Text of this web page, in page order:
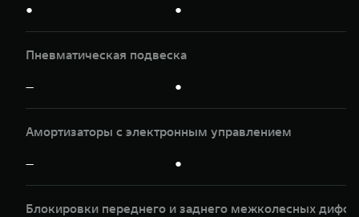
WEY 80
Масштаб возможностей
от 6 449 000 ₽
Масштаб
● ●
Пневматическая подвеска
— ●
Амортизаторы с электронным управлением
— ●
Блокировки переднего и заднего межколесных